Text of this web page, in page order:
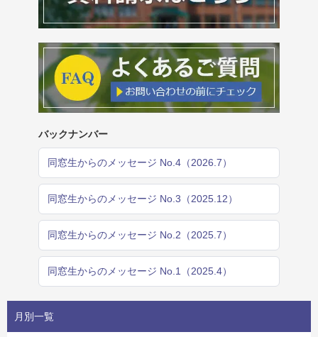
バックナンバー
同窓生からのメッセージ No.4（2026.7）
同窓生からのメッセージ No.3（2025.12）
同窓生からのメッセージ No.2（2025.7）
同窓生からのメッセージ No.1（2025.4）
月別一覧